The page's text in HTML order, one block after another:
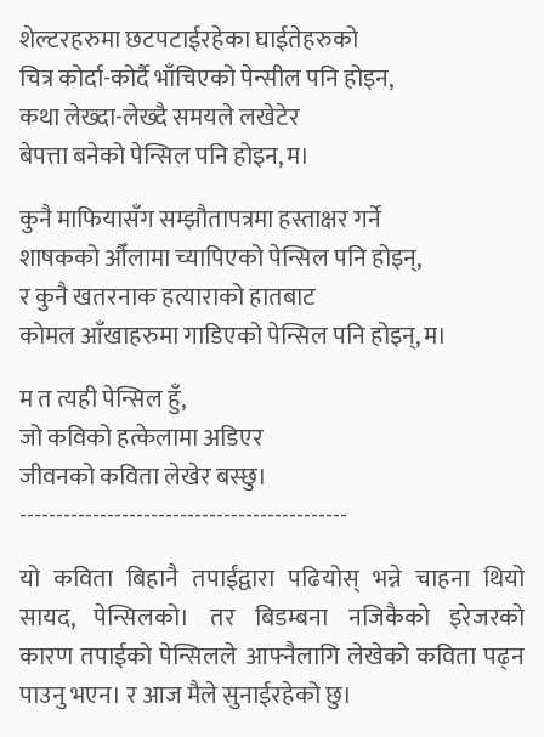
शेल्टरहरुमा छटपटाईरहेका घाईतेहरुको
चित्र कोर्दा-कोर्दै भाँचिएको पेन्सील पनि होइन,
कथा लेख्दा-लेख्दै समयले लखेटेर
बेपत्ता बनेको पेन्सिल पनि होइन, म।
कुनै माफियासँग सम्झौतापत्रमा हस्ताक्षर गर्ने
शाषकको औँलामा च्यापिएको पेन्सिल पनि होइन्,
र कुनै खतरनाक हत्याराको हातबाट
कोमल आँखाहरुमा गाडिएको पेन्सिल पनि होइन्, म।
म त त्यही पेन्सिल हुँ,
जो कविको हत्केलामा अडिएर
जीवनको कविता लेखेर बस्छु।
---------------------------------------------
यो कविता बिहानै तपाईंद्वारा पढियोस् भन्ने चाहना थियो
सायद, पेन्सिलको। तर बिडम्बना नजिकैको इरेजरकाे
कारण तपाईको पेन्सिलले आफ्नैलागि लेखेको कविता पढ्न
पाउनु भएन। र आज मैले सुनाईरहेको छु।